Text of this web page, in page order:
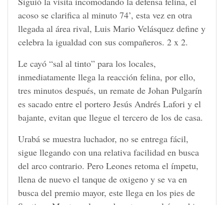
acoso se clarifica al minuto 74’, esta vez en otra
llegada al área rival, Luis Mario Velásquez define y
celebra la igualdad con sus compañeros. 2 x 2.
Le cayó “sal al tinto” para los locales,
inmediatamente llega la reacción felina, por ello,
tres minutos después, un remate de Johan Pulgarín
es sacado entre el portero Jesús Andrés Lafori y el
bajante, evitan que llegue el tercero de los de casa.
Urabá se muestra luchador, no se entrega fácil,
sigue llegando con una relativa facilidad en busca
del arco contrario. Pero Leones retoma el ímpetu,
llena de nuevo el tanque de oxigeno y se va en
busca del premio mayor, este llega en los pies de